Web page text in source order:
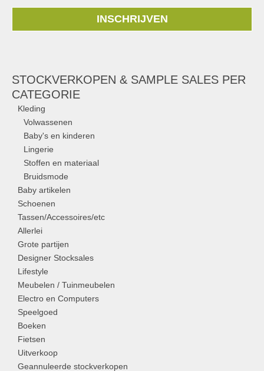
INSCHRIJVEN
STOCKVERKOPEN & SAMPLE SALES PER
CATEGORIE
Kleding
Volwassenen
Baby's en kinderen
Lingerie
Stoffen en materiaal
Bruidsmode
Baby artikelen
Schoenen
Tassen/Accessoires/etc
Allerlei
Grote partijen
Designer Stocksales
Lifestyle
Meubelen / Tuinmeubelen
Electro en Computers
Speelgoed
Boeken
Fietsen
Uitverkoop
Geannuleerde stockverkopen